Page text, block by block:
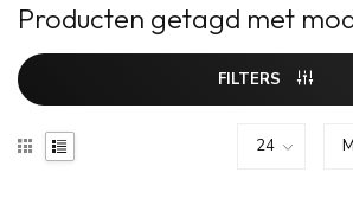
Producten getagd met
FILTERS